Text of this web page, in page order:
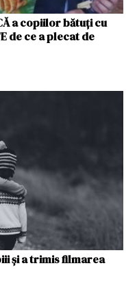
a copiilor bătuți cu
de ce a plecat de
şi a trimis filmarea